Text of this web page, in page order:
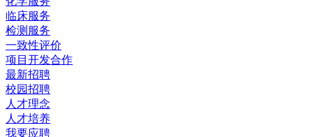
临床服务
检测服务
一致性评价
项目开发合作
最新招聘
校园招聘
人才理念
人才培养
我要应聘